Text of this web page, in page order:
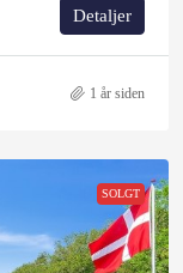
Detaljer
1 år siden
SOLGT